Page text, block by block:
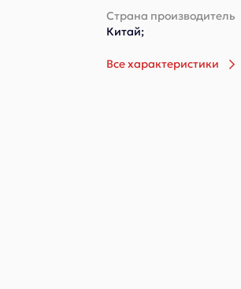
Страна производитель
Китай;
Все характеристики